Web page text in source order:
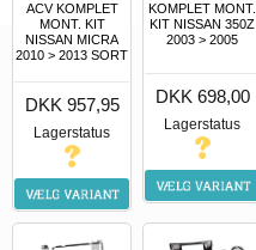
ACV KOMPLET
MONT. KIT
NISSAN MICRA
2010 > 2013 SORT
DKK 957,95
Lagerstatus
KOMPLET MONT.
KIT NISSAN 350Z
2003 > 2005
DKK 698,00
Lagerstatus